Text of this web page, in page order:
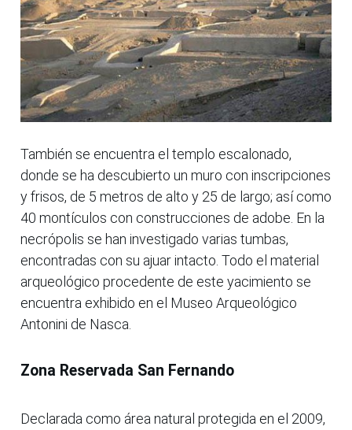
También se encuentra el templo escalonado,
donde se ha descubierto un muro con inscripciones
y frisos, de 5 metros de alto y 25 de largo; así como
40 montículos con construcciones de adobe. En la
necrópolis se han investigado varias tumbas,
encontradas con su ajuar intacto. Todo el material
arqueológico procedente de este yacimiento se
encuentra exhibido en el Museo Arqueológico
Antonini de Nasca.
Zona Reservada San Fernando
Declarada como área natural protegida en el 2009,